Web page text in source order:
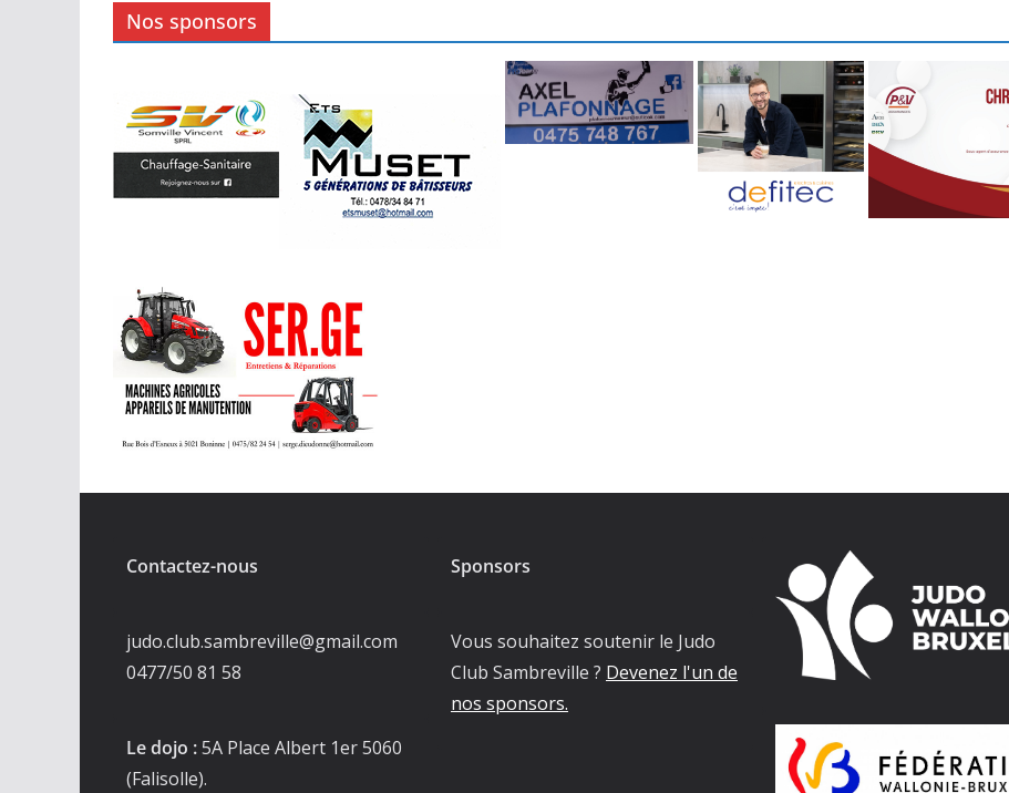
Nos sponsors
Contactez-nous
judo.club.sambreville@gmail.com
0477/50 81 58
Le dojo :5A Place Albert 1er 5060
(Falisolle).
Sponsors
Vous souhaitez soutenir le Judo
Club Sambreville ? Devenez l'un de
nos sponsors.